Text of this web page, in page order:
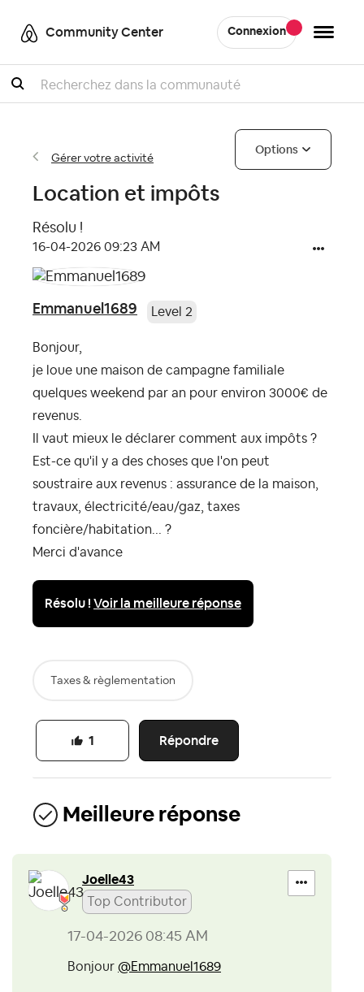
Community Center Connexion
Recherche
Gérer votre activité
Options
Location et impôts
Résolu !
‎16-04-2026 09:23 AM
Emmanuel1689 Level 2
Bonjour,
je loue une maison de campagne familiale
quelques weekend par an pour environ 3000€ de
revenus.
Il vaut mieux le déclarer comment aux impôts ?
Est-ce qu'il y a des choses que l'on peut
soustraire aux revenus : assurance de la maison,
travaux, électricité/eau/gaz, taxes
foncière/habitation... ?
Merci d'avance
Résolu !Voir la meilleure réponse
Taxes & règlementation
Répondre
1
Meilleure réponse
Joelle43
Top Contributor
‎17-04-2026 08:45 AM
Bonjour @Emmanuel1689